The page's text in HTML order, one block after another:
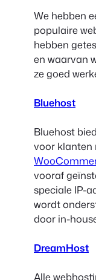
We hebben
populaire
hebben
en waarvan
ze goed
Bluehost
Bluehost
voor klanten
vooraf
speciale IP-
wordt
door in-
DreamHost
Alle